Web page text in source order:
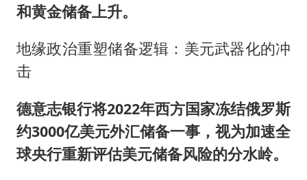
和黄金储备上升。
地缘政治重塑储备逻辑：美元武器化的冲
击
德意志银行将2022年西方国家冻结俄罗斯
约3000亿美元外汇储备一事，视为加速全
球央行重新评估美元储备风险的分水岭。